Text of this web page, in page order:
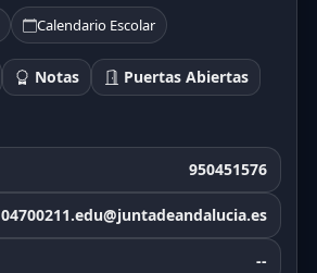
Calendario Escolar
Notas
Puertas Abiertas
950451576
04700211.edu@juntadeandalucia.es
--